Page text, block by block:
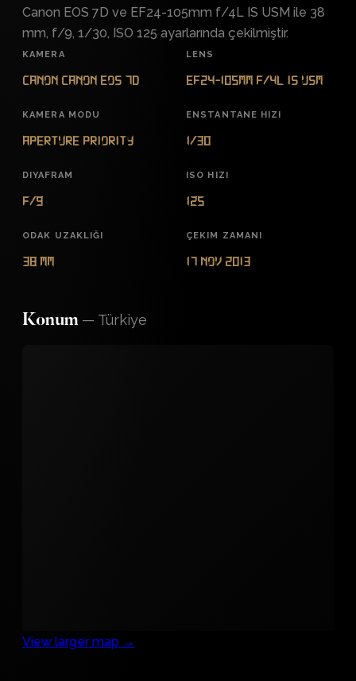
Canon EOS 7D ve EF24-105mm f/4L IS USM ile 38
mm, f/9, 1/30, ISO 125 ayarlarında çekilmiştir.
KAMERA
Canon Canon EOS 7D
LENS
EF24-105mm f/4L IS USM
KAMERA MODU
Aperture Priority
ENSTANTANE HIZI
1/30
DIYAFRAM
f/9
ISO HIZI
125
ODAK UZAKLIĞI
38 mm
ÇEKIM ZAMANI
17 Nov 2013
Konum — Türkiye
View larger map →